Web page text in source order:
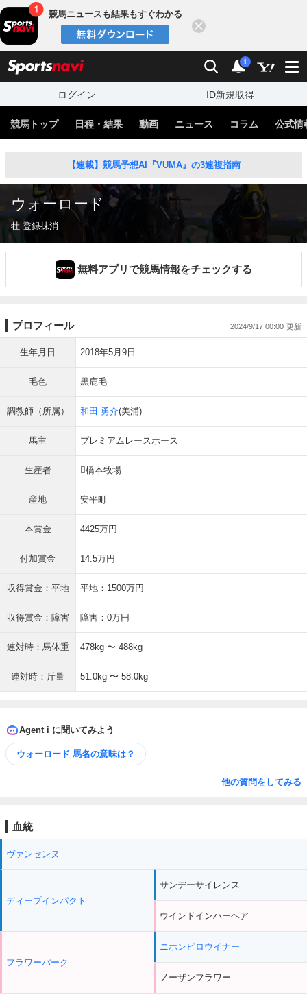
競馬ニュースも結果もすぐわかる
検索 通知
i
ログイン ID新規取得
競馬トップ 日程・結果 動画 ニュース コラム 公式情
【連載】競馬予想AI『VUMA』の3連複指南
ウォーロード
牡 登録抹消
無料アプリで競馬情報をチェックする
プロフィール 2024/9/17 00:00
生年月日 2018年5月9日
毛色 黒鹿毛
調教師（所属） 和田 勇介(美浦)
馬主 プレミアムレースホース
生産者 橋本牧場
産地 安平町
本賞金 4425万円
付加賞金 14.5万円
収得賞金：平地 平地：1500万円
収得賞金：障害 障害：0万円
連対時：馬体重 478kg 〜 488kg
連対時：斤量 51.0kg 〜 58.0kg
Agent i に聞いてみよう
ウォーロード 馬名の意味は？
他の質問をしてみる
血統
ヴァンセンヌ
ディープインパクト
フラワーパーク
サンデーサイレンス
ウインドインハーヘア
ニホンピロウイナー
ノーザンフラワー